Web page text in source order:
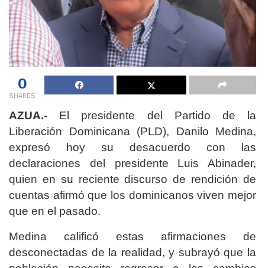
0
SHARES
AZUA.- El presidente del Partido de la
Liberación Dominicana (PLD), Danilo Medina,
expresó hoy su desacuerdo con las
declaraciones del presidente Luis Abinader,
quien en su reciente discurso de rendición de
cuentas afirmó que los dominicanos viven mejor
que en el pasado.
Medina calificó estas afirmaciones de
desconectadas de la realidad, y subrayó que la